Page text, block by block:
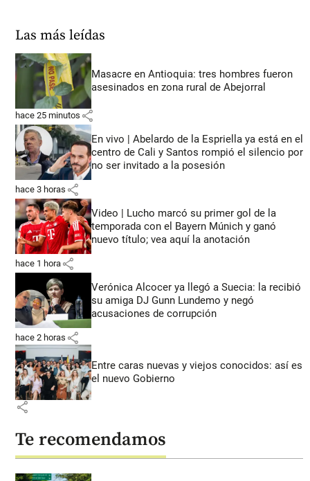
Las más leídas
Masacre en Antioquia: tres hombres fueron
asesinados en zona rural de Abejorral
hace 25 minutos share
En vivo | Abelardo de la Espriella ya está en el
centro de Cali y Santos rompió el silencio por
no ser invitado a la posesión
hace 3 horas share
Video | Lucho marcó su primer gol de la
temporada con el Bayern Múnich y ganó
nuevo título; vea aquí la anotación
hace 1 hora share
Verónica Alcocer ya llegó a Suecia: la recibió
su amiga DJ Gunn Lundemo y negó
acusaciones de corrupción
hace 2 horas share
Entre caras nuevas y viejos conocidos: así es
el nuevo Gobierno
share
Te recomendamos